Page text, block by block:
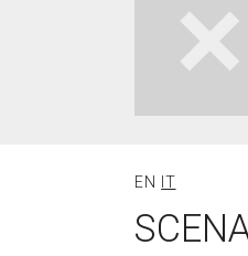
EN IT